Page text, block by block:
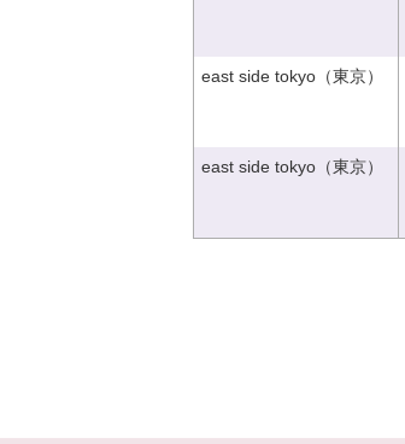
east side tokyo（東京）
east side tokyo（東京）